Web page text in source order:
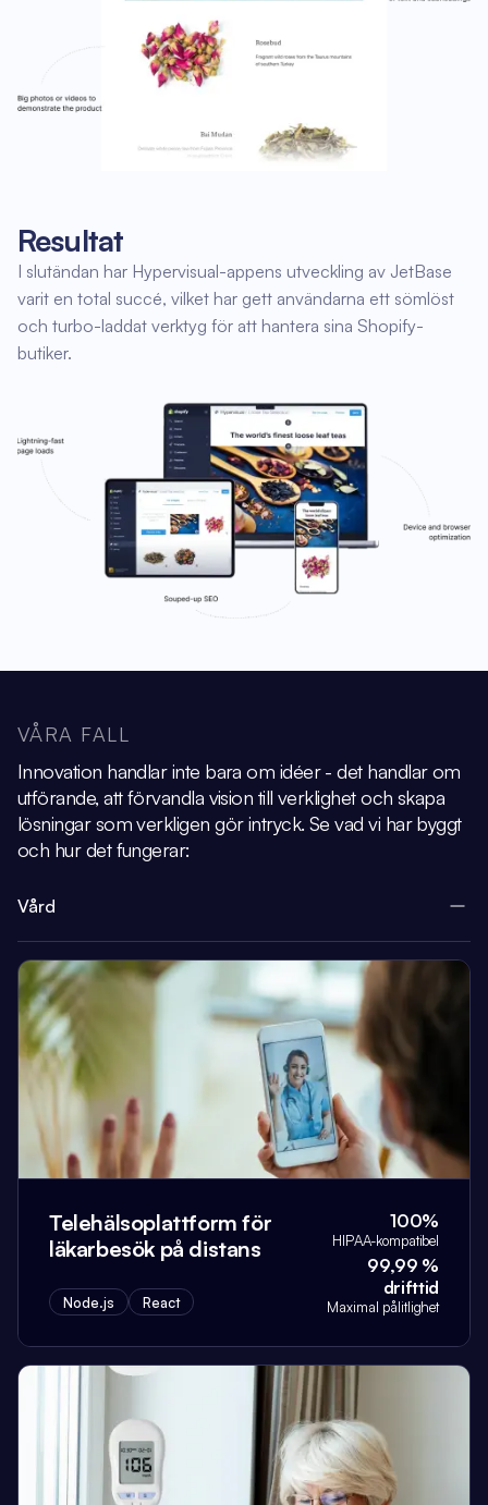
Resultat
I slutändan har Hypervisual-appens utveckling av JetBase
varit en total succé, vilket har gett användarna ett sömlöst
och turbo-laddat verktyg för att hantera sina Shopify-
butiker.
VÅRA FALL
Innovation handlar inte bara om idéer - det handlar om
utförande, att förvandla vision till verklighet och skapa
lösningar som verkligen gör intryck.Se vad vi har byggt
och hur det fungerar:
Vård
Telehälsoplattform för
läkarbesök på distans
Node.js React
100%
HIPAA-kompatibel
99,99 %
drifttid
Maximal pålitlighet